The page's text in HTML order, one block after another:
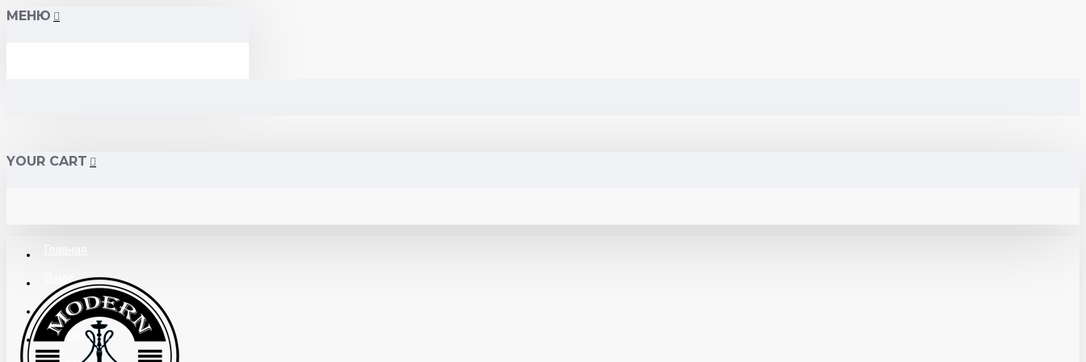
МЕНЮ
YOUR CART
Поставщикам
Доставка